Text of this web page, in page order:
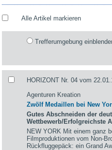
Alle Artikel markieren
Trefferumgebung
HORIZONT Nr. 04 vom
Agenturen Kreation
Zwölf Medaillen bei New
Gutes Abschneiden der
Wettbewerb/Erfolgreichste
NEW YORK Mit einem ganz
Filmproduktionen vom Non-
Rückfluggepäck: ein Grand